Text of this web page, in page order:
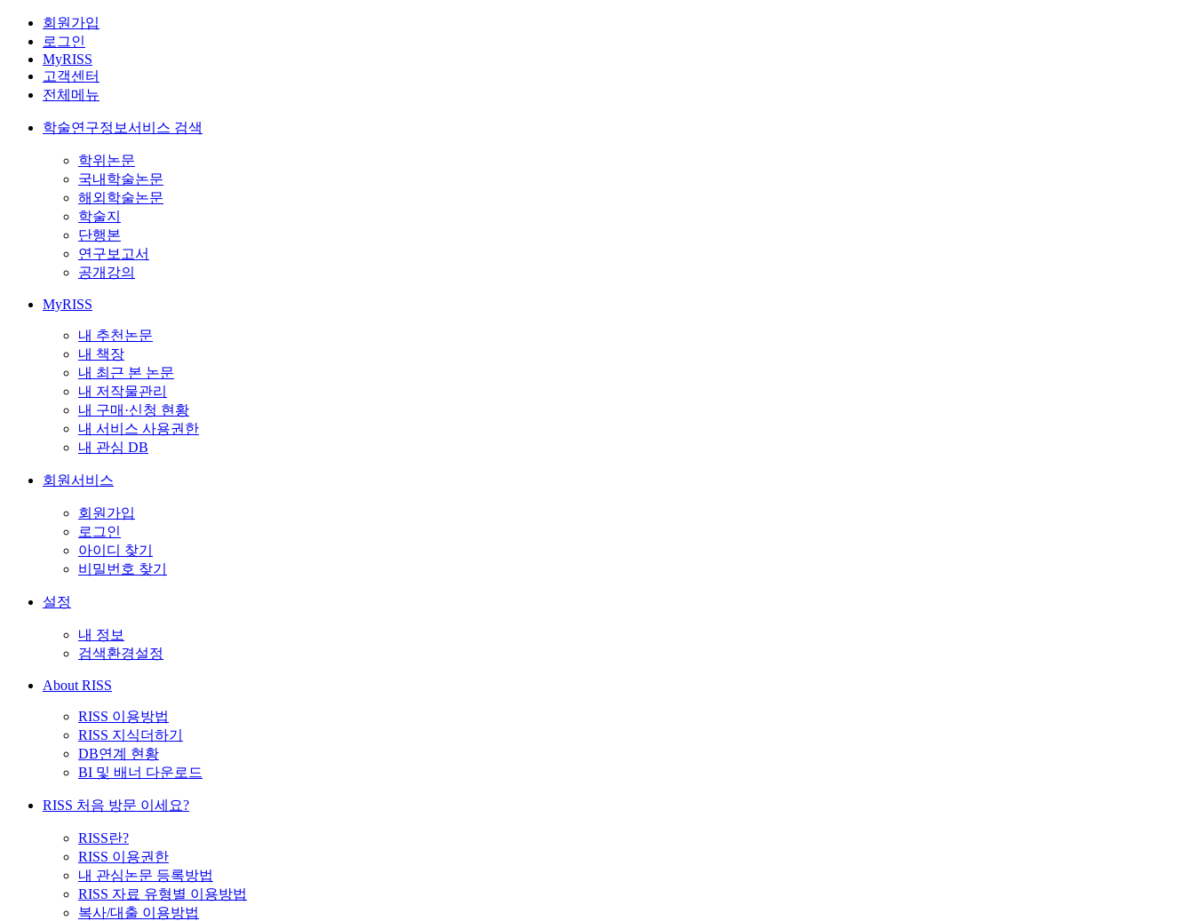
회원가입
로그인
MyRISS
고객센터
전체메뉴
학술연구정보서비스 검색
학위논문
국내학술논문
해외학술논문
학술지
단행본
연구보고서
공개강의
MyRISS
내 추천논문
내 책장
내 최근 본 논문
내 저작물관리
내 구매·신청 현황
내 서비스 사용권한
내 관심 DB
회원서비스
회원가입
로그인
아이디 찾기
비밀번호 찾기
설정
내 정보
검색환경설정
About RISS
RISS 이용방법
RISS 지식더하기
DB연계 현황
BI 및 배너 다운로드
RISS 처음 방문 이세요?
RISS란?
RISS 이용권한
내 관심논문 등록방법
RISS 자료 유형별 이용방법
복사/대출 이용방법